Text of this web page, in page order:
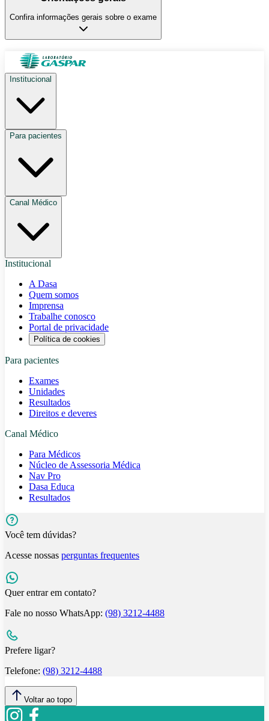
Confira informações gerais sobre o exame
Institucional
Para pacientes
Canal Médico
Institucional
A Dasa
Quem somos
Imprensa
Trabalhe conosco
Portal de privacidade
Política de cookies
Para pacientes
Exames
Unidades
Resultados
Direitos e deveres
Canal Médico
Para Médicos
Núcleo de Assessoria Médica
Nav Pro
Dasa Educa
Resultados
Você tem dúvidas?
Acesse nossas perguntas frequentes
Quer entrar em contato?
Fale no nosso WhatsApp: (98) 3212-4488
Prefere ligar?
Telefone: (98) 3212-4488
Voltar ao topo